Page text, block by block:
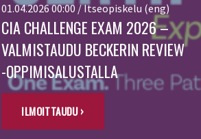
01.04.2026 00:00 / Itseopiskelu (eng)
CIA CHALLENGE EXAM 2026 –
VALMISTAUDU BECKERIN REVIEW
-OPPIMISALUSTALLA
ILMOITTAUDU ›